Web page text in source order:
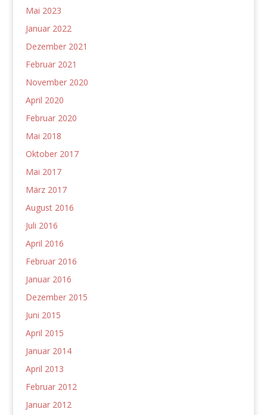
Mai 2023
Januar 2022
Dezember 2021
Februar 2021
November 2020
April 2020
Februar 2020
Mai 2018
Oktober 2017
Mai 2017
März 2017
August 2016
Juli 2016
April 2016
Februar 2016
Januar 2016
Dezember 2015
Juni 2015
April 2015
Januar 2014
April 2013
Februar 2012
Januar 2012